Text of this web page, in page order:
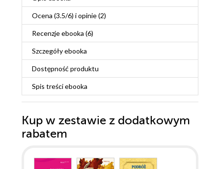
Ocena (3.5/6) i opinie (2)
Recenzjeebooka (6)
Szczegółyebooka
Dostępność produktu
Spis treściebooka
Kup w zestawie z dodatkowym
rabatem